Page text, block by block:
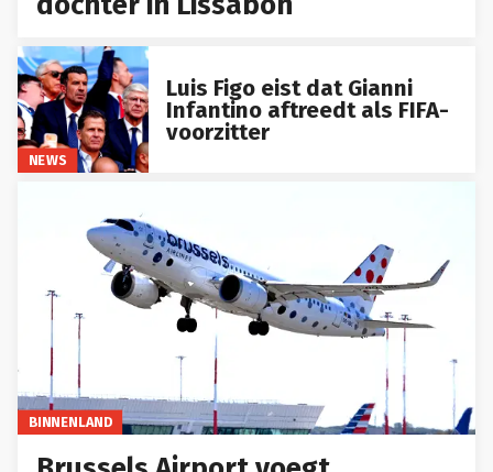
NEWS
Luis Figo eist dat Gianni
Infantino aftreedt als FIFA-
voorzitter
BINNENLAND